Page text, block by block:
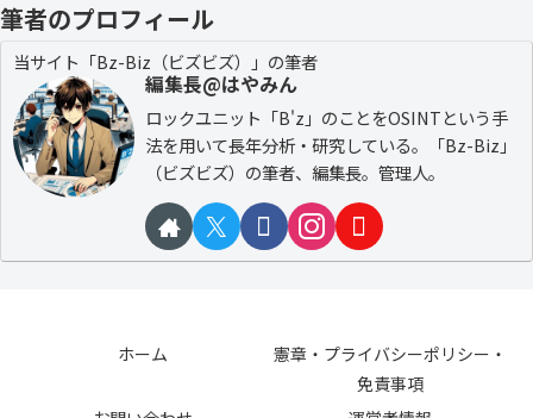
筆者のプロフィール
当サイト「Bz-Biz（ビズビズ）」の筆者
編集長@はやみん
ロックユニット「B'z」のことをOSINTという手
法を用いて長年分析・研究している。「Bz-Biz」
（ビズビズ）の筆者、編集長。管理人。
ホーム
憲章・プライバシーポリシー・
免責事項